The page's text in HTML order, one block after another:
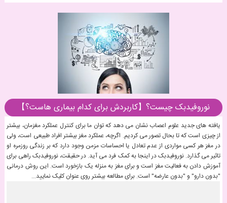
نوروفیدبک چیست؟【کاربردش برای کدام بیماری هاست؟】
یافته های جدید علوم اعصاب نشان می دهد که توان ما برای کنترل عملکرد مغزمان، بیشتر
از چیزی است که تا بحال تصور می کردیم. اگرچه، عملکرد مغز بیشتر افراد طبیعی است، ولی
در مغز هر کسی مواردی از عدم تعادل یا احساسات مزمن وجود دارد که بر زندگی روزمره او
تاثیر می گذارد. نوروفیدبک در اینجا به کمک فرد می آید. در حقیقت، نوروفیدبک راهی برای
آموزش دادن به فعالیت مغز است و برای مغز به منزله یک بازخورد است. این روش درمانی
"بدون دارو" و "بدون عارضه" است. برای مطالعه بیشتر روی عنوان کلیک نمایید...